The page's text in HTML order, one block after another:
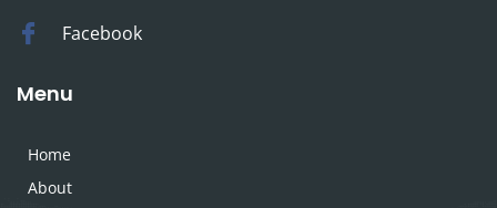
Facebook
Menu
Home
About